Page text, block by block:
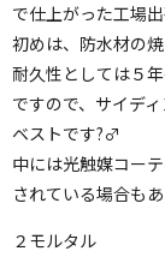
で仕上がった工場
初めは、防水材の
耐久性としては５
ですので、サイデ
ベストです?‍♂️
中には光触媒コー
されている場合もあ
２モルタル